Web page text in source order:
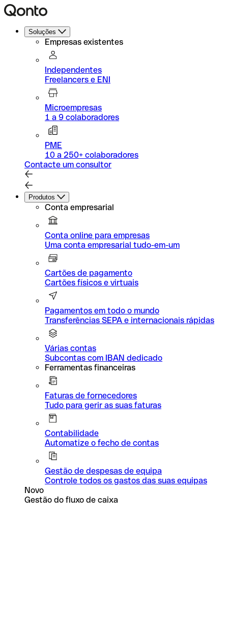
Soluções
Empresas existentes
Independentes
Freelancers e ENI
Microempresas
1 a 9 colaboradores
PME
10 a 250+ colaboradores
Contacte um consultor
Produtos
Conta empresarial
Conta online para empresas
Uma conta empresarial tudo-em-um
Cartões de pagamento
Cartões físicos e virtuais
Pagamentos em todo o mundo
Transferências SEPA e internacionais rápidas
Várias contas
Subcontas com IBAN dedicado
Ferramentas financeiras
Faturas de fornecedores
Tudo para gerir as suas faturas
Contabilidade
Automatize o fecho de contas
Gestão de despesas de equipa
Controle todos os gastos das suas equipas
Novo
Gestão do fluxo de caixa